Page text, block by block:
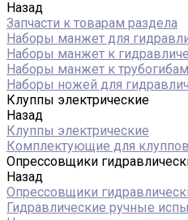
Назад
Запчасти к товарам раздела
Наборы манжет для
Наборы манжет к
Наборы манжет к трубогибам
Наборы ножей для
Клуппы электрические
Назад
Клуппы электрические
Комплектующие для клуппов
Опрессовщики
Назад
Опрессовщики
Гидравлические ручные